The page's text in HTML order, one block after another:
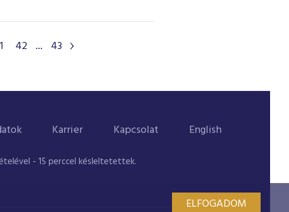
42 ... 43
Karrier Kapcsolat English
- 15 perccel késleltetettek.
ELFOGADOM